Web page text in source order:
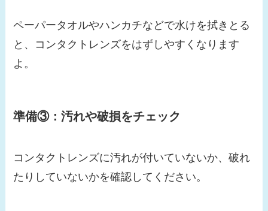
ペーパータオルやハンカチなどで水けを拭きとる
と、コンタクトレンズをはずしやすくなります
よ。
準備③：汚れや破損をチェック
コンタクトレンズに汚れが付いていないか、破れ
たりしていないかを確認してください。